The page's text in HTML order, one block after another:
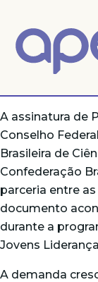
A assinatura de
Conselho
Brasileira de
Confederação
parceria entre
documento
durante a
Jovens
A demanda